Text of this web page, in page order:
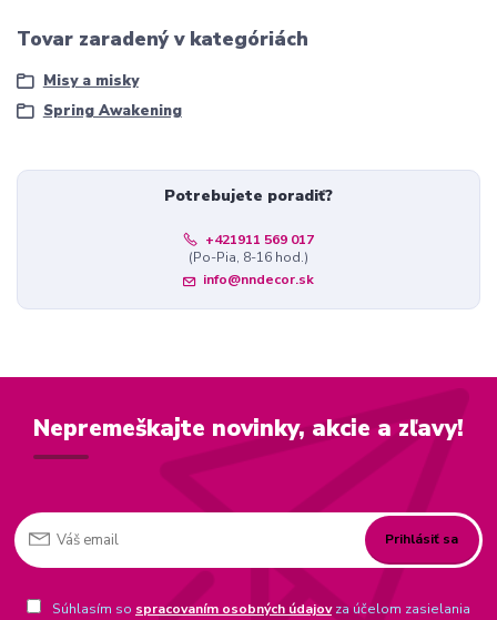
Tovar zaradený v kategóriách
Misy a misky
Spring Awakening
Potrebujete poradiť?
+421911 569 017
(Po-Pia, 8-16 hod.)
info@nndecor.sk
Nepremeškajte novinky, akcie a zľavy!
Prihlásiť sa
Súhlasím so spracovaním osobných údajovza účelom zasielania